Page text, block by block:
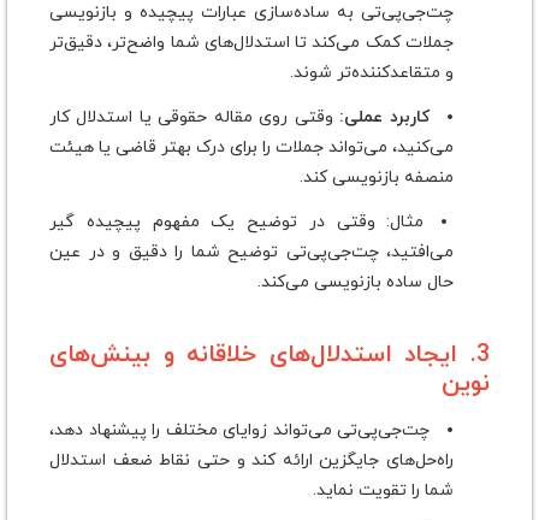
چت‌جی‌پی‌تی به ساده‌سازی عبارات پیچیده و بازنویسی
جملات کمک می‌کند تا استدلال‌های شما واضح‌تر، دقیق‌تر
و متقاعدکننده‌تر شوند.
کاربرد عملی: وقتی روی مقاله حقوقی یا استدلال کار
می‌کنید، می‌تواند جملات را برای درک بهتر قاضی یا هیئت
منصفه بازنویسی کند.
مثال: وقتی در توضیح یک مفهوم پیچیده گیر
می‌افتید، چت‌جی‌پی‌تی توضیح شما را دقیق و در عین
حال ساده بازنویسی می‌کند.
3. ایجاد استدلال‌های خلاقانه و بینش‌های
نوین
چت‌جی‌پی‌تی می‌تواند زوایای مختلف را پیشنهاد دهد،
راه‌حل‌های جایگزین ارائه کند و حتی نقاط ضعف استدلال
شما را تقویت نماید.